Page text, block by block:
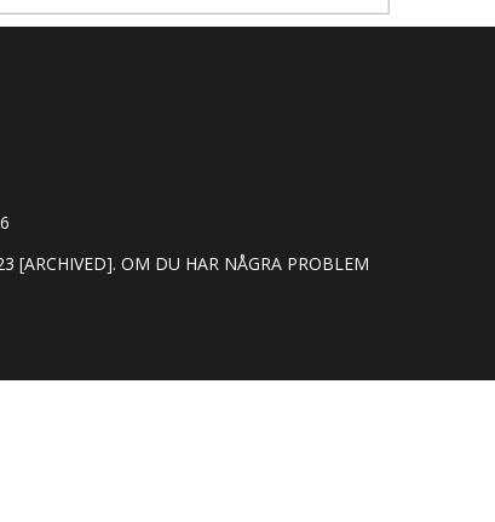
[ARCHIVED]. OM DU HAR NÅGRA PROBLEM